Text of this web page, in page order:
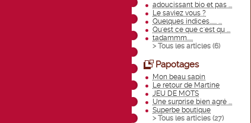
adoucissant bio et pas ...
Le saviez vous ?
Quelques indices...... ...
Qu'est ce que c'est qu ...
tadammm.....
> Tous les articles (6)
Papotages
Mon beau sapin
Le retour de Martine
JEU DE MOTS
Une surprise bien agré ...
Superbe boutique
> Tous les articles (27)